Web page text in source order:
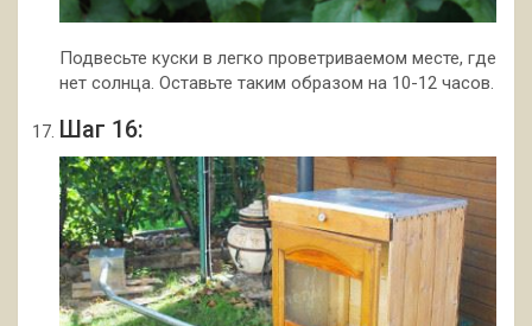
Подвесьте куски в легко проветриваемом месте, где
нет солнца. Оставьте таким образом на 10-12 часов.
Шаг 16: